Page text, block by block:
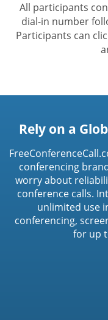
All participants
dial-in number
Participants can
Rely on a
conferencing
worry about
conference calls.
unlimited use
conferencing,
for up